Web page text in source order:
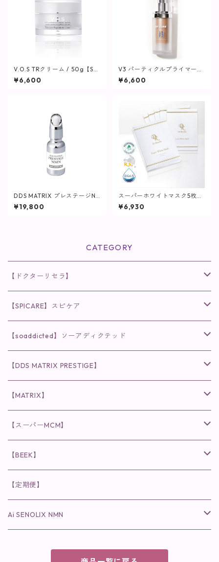
V.O.S TRクリーム / 50g【SPI
CARE】
¥6,600
V3 パーティクルプライマー
(ライト) / 30ml【SPICARE】
¥6,600
DDS MATRIX プレステージN
MN / 20mL【美容液】
¥19,800
スーパーホワイトマスク5枚入
【マスクパック】
¥6,930
CATEGORY
【ドクターリセラ】
◉AQUA VENUS
クレンジング・洗顔
化粧水
保湿ジェル・クリーム
ラディール
◉VI PLANTE
リキッド
ディフェンサー
メイク小物
◉ナチュリスティーアクレス
クレンジング
洗顔
◉インナーケア
食品
粒タイプ
◉cocochia
ヘナカラー
ヘアファンデーション
◉美顔器
◉スペシャルケア
◉肌悩み
【SPICARE】スピケア
◉V3シリーズ
ファンデーション・ベース
クレンジング・洗顔
リップ
◉V3 VSPIC C Line
クレンジング・洗顔
化粧水
◉スピケアシリーズ
◉V.O.Sシリーズ
クレンジング・洗顔
化粧水
◉メンズシリーズ
クレンジング・洗顔
化粧水
◉MESシリーズ
【soaddicted】ソーアディクテッド
ラッシュアディクト
まつ毛用美容液
眉毛用美容液
リップアディクト
唇用美容液
ヘアアディクト
【DDS MATRIX PRESTIGE】
スキンケアシリーズ
美容液
【MATRIX】
スキンケアシリーズ
美容液
洗顔
【スーパーMCM】
インナーケア
【BEEK】
インナーケア
【定期便】
Ai SENOLIX NMN